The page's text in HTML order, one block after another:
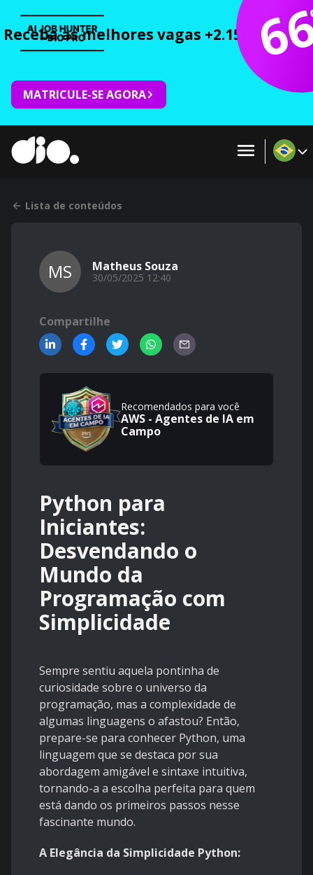
Receba as melhores vagas +2.150 cursos
MATRICULE-SE AGORA
Lista de conteúdos
MS Matheus Souza
30/05/2025 12:40
Compartilhe
Recomendados para você
AWS - Agentes de IA em
Campo
Python para
Iniciantes:
Desvendando o
Mundo da
Programação com
Simplicidade
Sempre sentiu aquela pontinha de
curiosidade sobre o universo da
programação, mas a complexidade de
algumas linguagens o afastou? Então,
prepare-se para conhecer Python, uma
linguagem que se destaca por sua
abordagem amigável e sintaxe intuitiva,
tornando-a a escolha perfeita para quem
está dando os primeiros passos nesse
fascinante mundo.
A Elegância da Simplicidade Python: